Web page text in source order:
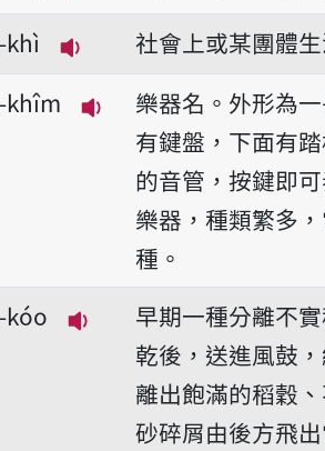
播放音讀hong-íng
khì
播放音讀hong-khì
社會上或某團體
khîm
播放音讀hong-khîm
樂器名。外形為
有鍵盤，下面有
的音管，按鍵即
樂器，種類繁多
種。
kóo
播放音讀hong-kóo
早期一種分離不
乾後，送進風鼓
離出飽滿的稻穀
砂碎屑由後方飛